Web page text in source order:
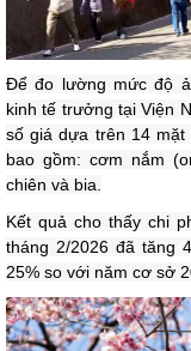
Để đo lường mức độ
kinh tế trưởng tại Viện
số giá dựa trên 14 mặt
bao gồm: cơm nắm
chiên và bia.
Kết quả cho thấy chi
tháng 2/2026 đã tăng
25% so với năm cơ sở